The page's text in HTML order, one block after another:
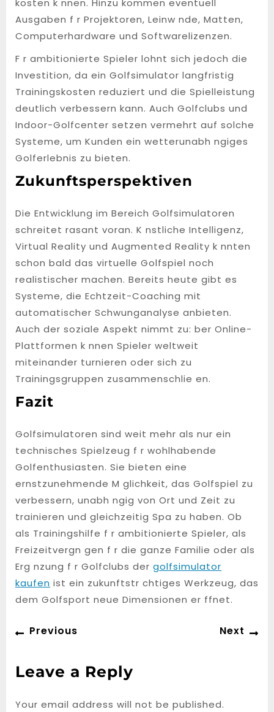
kosten k nnen. Hinzu kommen eventuell
Ausgaben f r Projektoren, Leinw nde, Matten,
Computerhardware und Softwarelizenzen.
F r ambitionierte Spieler lohnt sich jedoch die
Investition, da ein Golfsimulator langfristig
Trainingskosten reduziert und die Spielleistung
deutlich verbessern kann. Auch Golfclubs und
Indoor-Golfcenter setzen vermehrt auf solche
Systeme, um Kunden ein wetterunabh ngiges
Golferlebnis zu bieten.
Zukunftsperspektiven
Die Entwicklung im Bereich Golfsimulatoren
schreitet rasant voran. K nstliche Intelligenz,
Virtual Reality und Augmented Reality k nnten
schon bald das virtuelle Golfspiel noch
realistischer machen. Bereits heute gibt es
Systeme, die Echtzeit-Coaching mit
automatischer Schwunganalyse anbieten.
Auch der soziale Aspekt nimmt zu: ber Online-
Plattformen k nnen Spieler weltweit
miteinander turnieren oder sich zu
Trainingsgruppen zusammenschlie en.
Fazit
Golfsimulatoren sind weit mehr als nur ein
technisches Spielzeug f r wohlhabende
Golfenthusiasten. Sie bieten eine
ernstzunehmende M glichkeit, das Golfspiel zu
verbessern, unabh ngig von Ort und Zeit zu
trainieren und gleichzeitig Spa zu haben. Ob
als Trainingshilfe f r ambitionierte Spieler, als
Freizeitvergn gen f r die ganze Familie oder als
Erg nzung f r Golfclubs der golfsimulator
kaufen ist ein zukunftstr chtiges Werkzeug, das
dem Golfsport neue Dimensionen er ffnet.
Post
navigation
Previous Next
Leave a Reply
Your email address will not be published.